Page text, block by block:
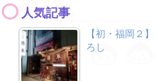
人気記事
【初・福岡２
ろし